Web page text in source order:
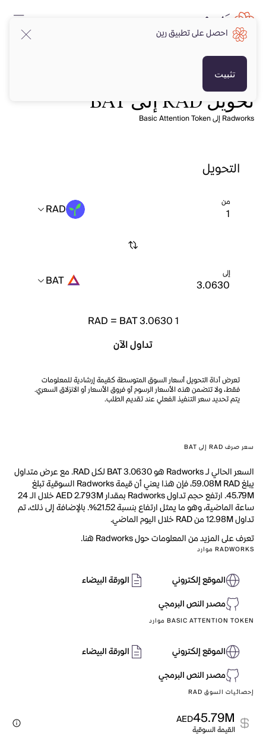
تحويل RAD إلى BAT
Radworks إلى Basic Attention Token
التحويل
من RAD
إلى BAT
1
RAD = BAT 3.0630
تداول الآن
تعرض أداة التحويل أسعار السوق المتوسطة كقيمة إرشادية للمعلومات
فقط، ولا تتضمن هذه الأسعار الرسوم أو فروق الأسعار أو الانزلاق السعري.
يتم تحديد سعر التنفيذ الفعلي عند تقديم الطلب.
سعر صرف RAD إلى BAT
السعر الحالي لـ Radworks هو BAT 3.0630 لكل RAD. مع عرض متداول
يبلغ 59.08M RAD، فإن هذا يعني أن قيمة Radworks السوقية تبلغ
45.79M. ارتفع حجم تداول Radworks بمقدار AED 2.793M خلال الـ 24
ساعة الماضية، وهو ما يمثل ارتفاع بنسبة 21.52%. بالإضافة إلى ذلك، تم
تداول 12.98M من RAD خلال اليوم الماضي.
تعرف على المزيد من المعلومات حول Radworks هنا.
RADWORKS موارد
الموقع إلكتروني
الورقة البيضاء
مصدر النص البرمجي
BASIC ATTENTION TOKEN موارد
الموقع إلكتروني
الورقة البيضاء
مصدر النص البرمجي
إحصائيات السوق RAD
45.79M
AED
القيمة السوقية
احصل على تطبيق رين
تثبيت